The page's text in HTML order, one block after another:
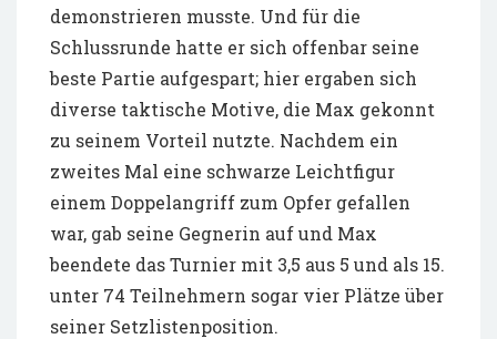
demonstrieren musste. Und für die
Schlussrunde hatte er sich offenbar seine
beste Partie aufgespart; hier ergaben sich
diverse taktische Motive, die Max gekonnt
zu seinem Vorteil nutzte. Nachdem ein
zweites Mal eine schwarze Leichtfigur
einem Doppelangriff zum Opfer gefallen
war, gab seine Gegnerin auf und Max
beendete das Turnier mit 3,5 aus 5 und als 15.
unter 74 Teilnehmern sogar vier Plätze über
seiner Setzlistenposition.